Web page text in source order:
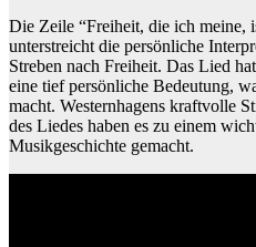
Die Zeile “Freiheit, die ich meine,
unterstreicht die persönliche
Streben nach Freiheit. Das Lied
eine tief persönliche Bedeutung,
macht. Westernhagens kraftvolle
des Liedes haben es zu einem
Musikgeschichte gemacht.